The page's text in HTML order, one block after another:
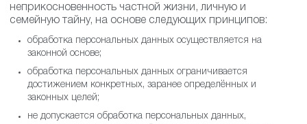
неприкосновенность частной жизни, личную и
семейную тайну, на основе следующих принципов:
обработка персональных данных осуществляется на
законной основе;
обработка персональных данных ограничивается
достижением конкретных, заранее определённых и
законных целей;
не допускается обработка персональных данных,